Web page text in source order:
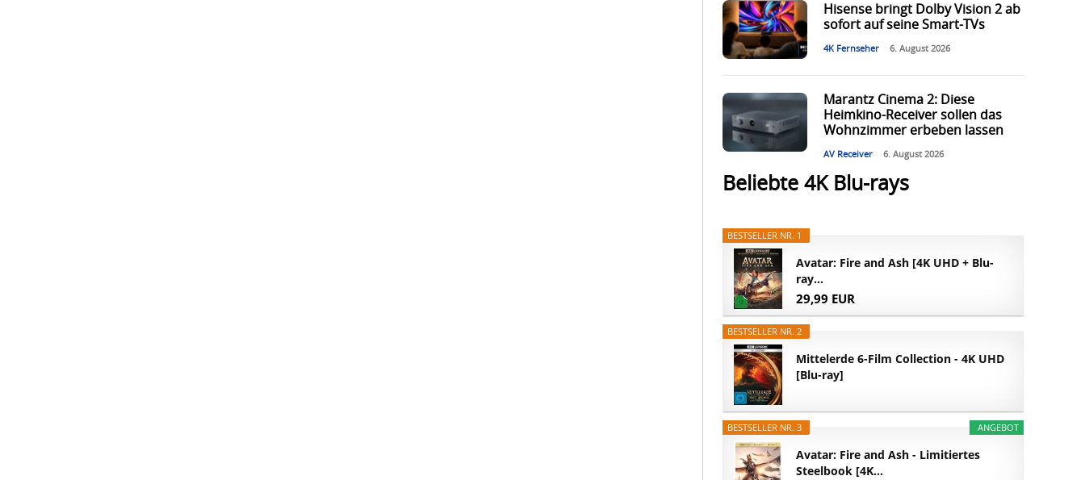
Hisense bringt Dolby Vision 2 ab
sofort auf seine Smart-TVs
4K Fernseher 6. August 2026
Marantz Cinema 2: Diese
Heimkino-Receiver sollen das
Wohnzimmer erbeben lassen
AV Receiver 6. August 2026
Beliebte 4K Blu-rays
BESTSELLER NR. 1
Avatar: Fire and Ash [4K UHD + Blu-
ray...
29,99 EUR
BESTSELLER NR. 2
Mittelerde 6-Film Collection - 4K UHD
[Blu-ray]
ANGEBOT
BESTSELLER NR. 3
Avatar: Fire and Ash - Limitiertes
Steelbook [4K...